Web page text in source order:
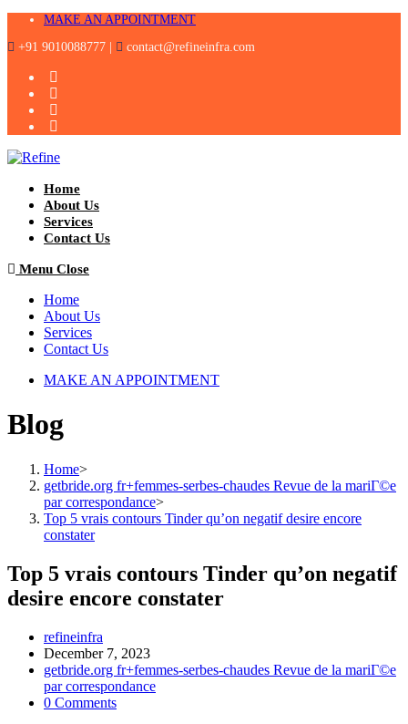
Skip
content
MAKE AN APPOINTMENT
+91 9010088777 |
contact@refineinfra.com
Home
About Us
Services
Contact Us
Menu Close
Home
About Us
Services
Contact Us
MAKE AN APPOINTMENT
Blog
Home>
getbride.org fr+femmes-serbes-chaudes Revue de la mariГ©e
par correspondance>
Top 5 vrais contours Tinder qu’on negatif desire encore
constater
Top 5 vrais contours Tinder qu’on negatif
desire encore constater
Post
author:
refineinfra
Post
published:
December 7, 2023
Post
category:
getbride.org fr+femmes-serbes-chaudes Revue de la mariГ©e
par correspondance
Post
0 Comments